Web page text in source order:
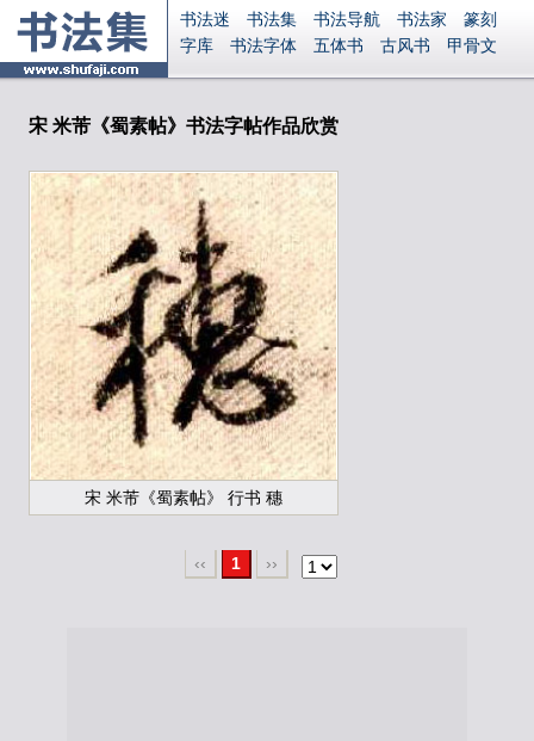
书法迷 书法集 书法导航 书法家
篆刻
字库
书法字体 五体书 古风书
甲骨文
集字
字形 大字 篆刻之家
起名
识字 英语 印章
字体下载
免费字体
Ai矢量
P图宝 南无阿弥陀佛
安全网站
显广告 捐赠
宋 米芾《蜀素帖》书法字帖作品欣赏
宋 米芾《蜀素帖》 行书 穗
‹‹ 1 ››